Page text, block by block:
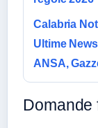
Calabria
Ultime
ANSA,
Domande